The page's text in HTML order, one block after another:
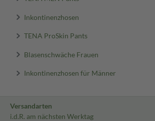
Inkontinenzhosen
TENA ProSkin Pants
Blasenschwäche Frauen
Inkontinenzhosen für Männer
Versandarten
i.d.R. am nächsten Werktag